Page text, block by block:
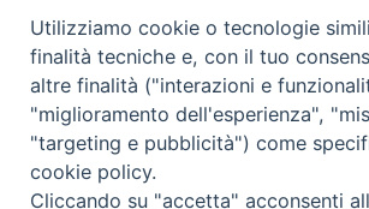
L’Ordinario Militare in Terra
Santa: la pace va costruita
senza improvvisazioni
Utilizziamo cookie o tecnologie
finalità tecniche e, con il tuo
altre finalità ("interazioni e
"miglioramento dell'esperienza",
"targeting e pubblicità") come
cookie policy.
Cliccando su "accetta" acconsenti